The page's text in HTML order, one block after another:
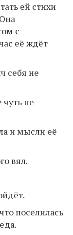
ей стихи
с
её ждёт
себя не
не
и мысли её
вял.
поселилась